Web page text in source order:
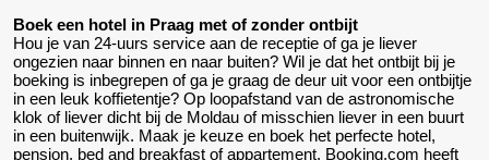
Boek een hotel in Praag met of zonder ontbijt
Hou je van 24-uurs service aan de receptie of ga je liever
ongezien naar binnen en naar buiten? Wil je dat het ontbijt bij je
boeking is inbegrepen of ga je graag de deur uit voor een ontbijtje
in een leuk koffietentje? Op loopafstand van de astronomische
klok of liever dicht bij de Moldau of misschien liever in een buurt
in een buitenwijk. Maak je keuze en boek het perfecte hotel,
pension, bed and breakfast of appartement. Booking.com heeft